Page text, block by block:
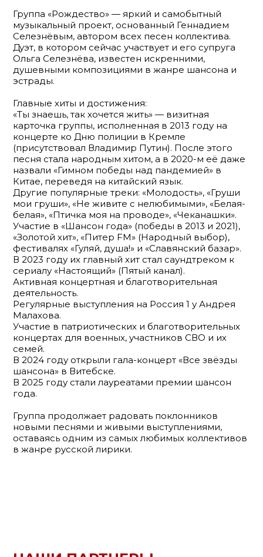
Группа «Рождество» — яркий и самобытный
музыкальный проект, основанный Геннадием
Селезнёвым, автором всех песен коллектива.
Дуэт, в котором сейчас участвует и его супруга
Ольга Селезнёва, известен искренними,
душевными композициями в жанре шансона и
эстрады.
Главные хиты и достижения:
«Ты знаешь, так хочется жить» — визитная
карточка группы, исполненная в 2013 году на
концерте ко Дню полиции в Кремле
(присутствовал Владимир Путин). После этого
песня стала народным хитом, а в 2020-м её даже
назвали «Гимном победы над пандемией» в
Китае, переведя на китайский язык.
Другие популярные треки: «Молодость», «Груши
мои груши», «Не живите с нелюбимыми», «Белая-
белая», «Птичка моя на проводе», «Чеканашки».
Участие в «Шансон года» (победы в 2013 и 2021),
«Золотой хит», «Питер FM» (Народный выбор),
фестивалях «Гуляй, душа!» и «Славянский базар».
В 2023 году их главный хит стал саундтреком к
сериалу «Настоящий» (Пятый канал).
Активная концертная и благотворительная
деятельность.
Регулярные выступления на Россия 1 у Андрея
Малахова.
Участие в патриотических и благотворительных
концертах для военных, участников СВО и их
семей.
В 2024 году открыли гала-концерт «Все звёзды
шансона» в Витебске.
В 2025 году стали лауреатами премии шансон
года.
Группа продолжает радовать поклонников
новыми песнями и живыми выступлениями,
оставаясь одним из самых любимых коллективов
в жанре русской лирики.